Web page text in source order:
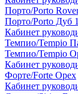
Порто/Porto
Порто/Porto Дуб
Кабинет
Темпио/Tempio
Темпио/Tempio
Кабинет
Форте/Forte Орех
Кабинет